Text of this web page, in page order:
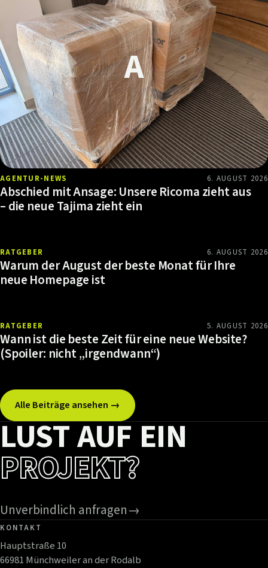
AGENTUR-NEWS 6. AUGUST 2026
Abschied mit Ansage: Unsere Ricoma zieht aus
– die neue Tajima zieht ein
RATGEBER 6. AUGUST 2026
Warum der August der beste Monat für Ihre
neue Homepage ist
RATGEBER 5. AUGUST 2026
Wann ist die beste Zeit für eine neue Website?
(Spoiler: nicht „irgendwann“)
Alle Beiträge ansehen →
LUST AUF EIN
PROJEKT?
Unverbindlich anfragen→
KONTAKT
Hauptstraße 10
66981 Münchweiler an der Rodalb